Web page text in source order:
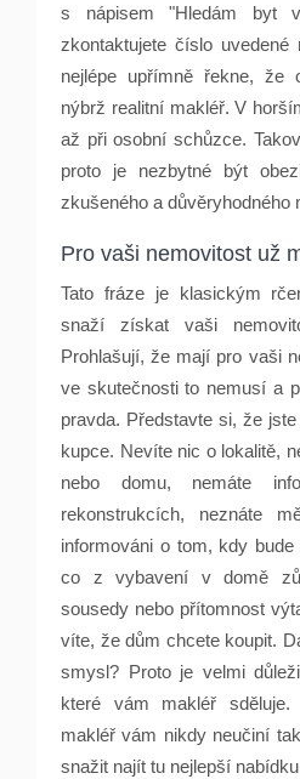
s nápisem "Hledám byt
zkontaktujete číslo
nejlépe upřímně řekne, že
nýbrž realitní makléř. V
až při osobní schůzce.
proto je nezbytné být
zkušeného a důvěryhodného
Pro vaši nemovitost už
Tato fráze je klasickým
snaží získat vaši
Prohlašují, že mají pro vaši
ve skutečnosti to nemusí a
pravda. Představte si, že
kupce. Nevíte nic o lokalitě,
nebo domu, nemáte
rekonstrukcích, neznáte
informováni o tom, kdy
co z vybavení v domě
sousedy nebo přítomnost
víte, že dům chcete koupit.
smysl? Proto je velmi
které vám makléř sděluje.
makléř vám nikdy neučiní
snažit najít tu nejlepší